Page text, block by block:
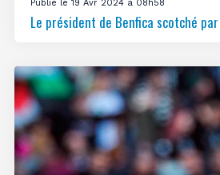
Publié le 19 Avr 2024 à 08h58
Le président de Benfica scotché par